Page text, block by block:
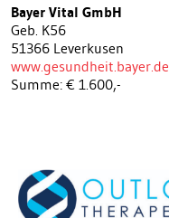
Bayer Vital GmbH
Geb. K56
51366 Leverkusen
www.gesundheit.bayer.de
Summe: € 1.600,-